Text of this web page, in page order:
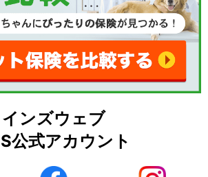
インズウェブ
公式アカウント